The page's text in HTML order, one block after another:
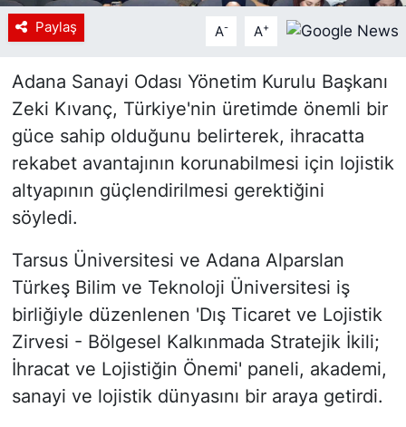
Paylaş A- A+
Adana Sanayi Odası Yönetim Kurulu Başkanı
Zeki Kıvanç, Türkiye'nin üretimde önemli bir
güce sahip olduğunu belirterek, ihracatta
rekabet avantajının korunabilmesi için lojistik
altyapının güçlendirilmesi gerektiğini
söyledi.
Tarsus Üniversitesi ve Adana Alparslan
Türkeş Bilim ve Teknoloji Üniversitesi iş
birliğiyle düzenlenen 'Dış Ticaret ve Lojistik
Zirvesi - Bölgesel Kalkınmada Stratejik İkili;
İhracat ve Lojistiğin Önemi' paneli, akademi,
sanayi ve lojistik dünyasını bir araya getirdi.